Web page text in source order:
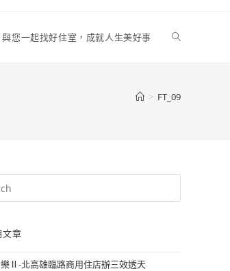
與您一起找好住室，成就人生美好事 Toggle
> FT_09
文章
Ⅱ-北高雄臨路商用住店辦三效透天